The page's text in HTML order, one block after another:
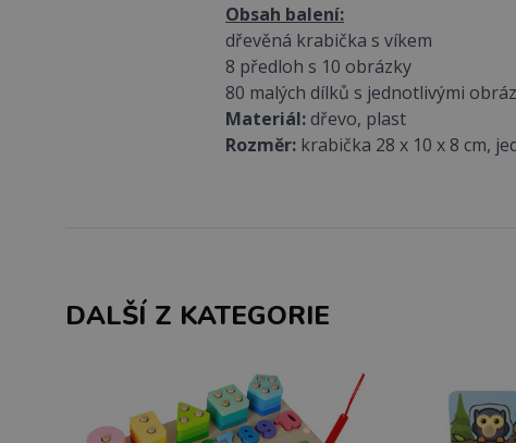
Obsah balení:
dřevěná krabička s víkem
8 předloh s 10 obrázky
80 malých dílků s jednotlivými
Materiál:dřevo, plast
Rozměr: krabička 28 x 10 x 8 cm,
DALŠÍ Z KATEGORIE